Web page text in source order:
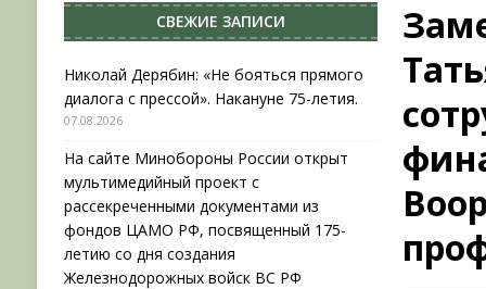
[ 04.08.2026 ] Район плавания – неограничен
[ 04.08.2026 ]
О признании ряда украинских
НОВОСТИ
[ 31.07.2026 ] АВГУСТ В ВОЕННОЙ ИСТОРИИ
[ 07.08.2026 ]
Николай Дерябин: «Не бояться
СВЕЖИЕ ЗАПИСИ
Николай Дерябин: «Не бояться прямого
диалога с прессой». Накануне 75-летия.
07.08.2026
На сайте Минобороны России открыт
мультимедийный проект с
рассекреченными документами из
фондов ЦАМО РФ, посвященный 175-
летию со дня создания
Железнодорожных войск ВС РФ